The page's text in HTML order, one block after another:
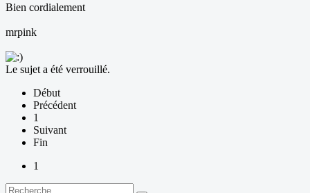
Bien cordialement
mrpink
Le sujet a été verrouillé.
Début
Précédent
1
Suivant
Fin
1